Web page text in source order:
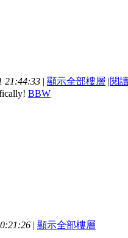
21:44:33 | 顯示全部樓層 |閱
BBW
| 顯示全部樓層